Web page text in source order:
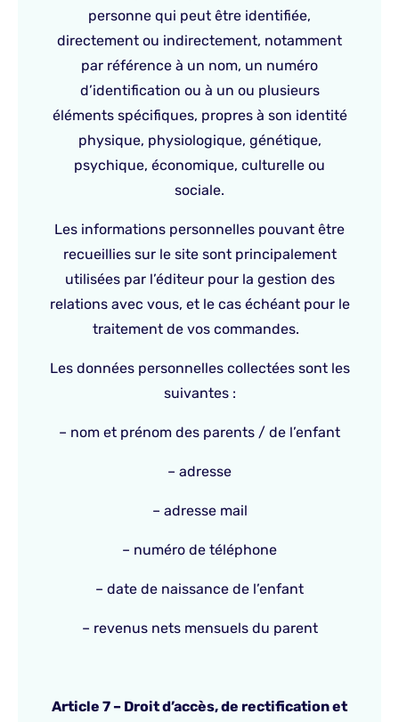
personne qui peut être identifiée,
directement ou indirectement, notamment
par référence à un nom, un numéro
d’identification ou à un ou plusieurs
éléments spécifiques, propres à son identité
physique, physiologique, génétique,
psychique, économique, culturelle ou
sociale.
Les informations personnelles pouvant être
recueillies sur le site sont principalement
utilisées par l’éditeur pour la gestion des
relations avec vous, et le cas échéant pour le
traitement de vos commandes.
Les données personnelles collectées sont les
suivantes :
– nom et prénom des parents / de l’enfant
– adresse
– adresse mail
– numéro de téléphone
– date de naissance de l’enfant
– revenus nets mensuels du parent
Article 7 – Droit d’accès, de rectification et